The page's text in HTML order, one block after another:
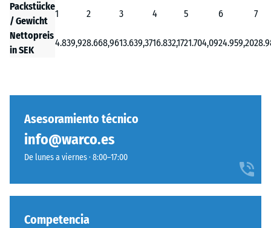
Packstücke
/ Gewicht
1 2 3 4 5 6
7
Nettopreis
in SEK
4.839,928.668,9613.639,3716.832,1721.704,0924.959,20
Asesoramiento técnico
info@warco.es
De lunes a viernes · 8:00–17:00
Competencia